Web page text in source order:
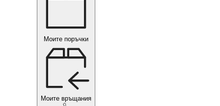
Моите поръчки
Моите връщания